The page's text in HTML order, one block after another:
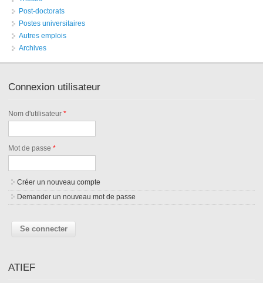
Post-doctorats
Postes universitaires
Autres emplois
Archives
Connexion utilisateur
Nom d'utilisateur*
Mot de passe*
Créer un nouveau compte
Demander un nouveau mot de passe
ATIEF